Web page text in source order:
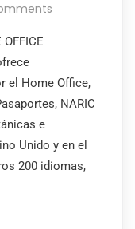
el Home Office,
NARIC
e
Unido y en el
200 idiomas,